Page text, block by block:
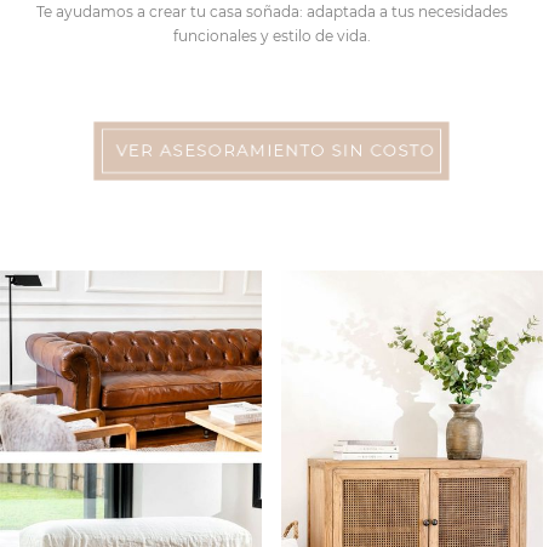
Te ayudamos a crear tu casa soñada: adaptada a tus necesidades
funcionales y estilo de vida.